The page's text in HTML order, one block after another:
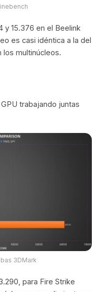
y 15.376 en el Beelink
es casi idéntica a la del
los multinúcleos.
trabajando juntas
3DMark
para Fire Strike